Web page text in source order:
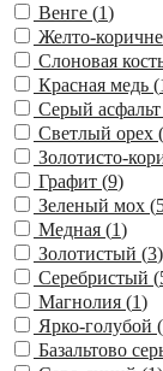
Венге (1)
Желто-
Слоновая
Красная медь (
Серый
Светлый орех (
Золотисто-
Графит (9)
Зеленый мох (
Медная (1)
Золотистый (3)
Серебристый (
Магнолия (1)
Ярко-голубой (
Базальтово